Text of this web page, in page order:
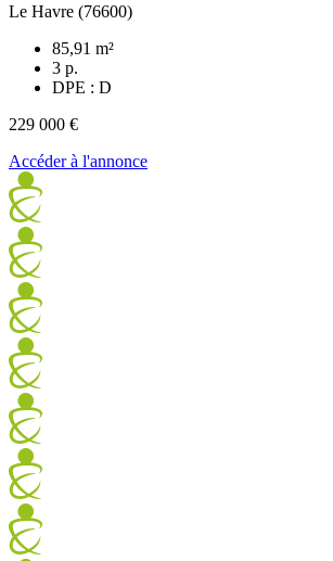
Le Havre (76600)
85,91 m²
3 p.
DPE : D
229 000 €
Accéder à l'annonce